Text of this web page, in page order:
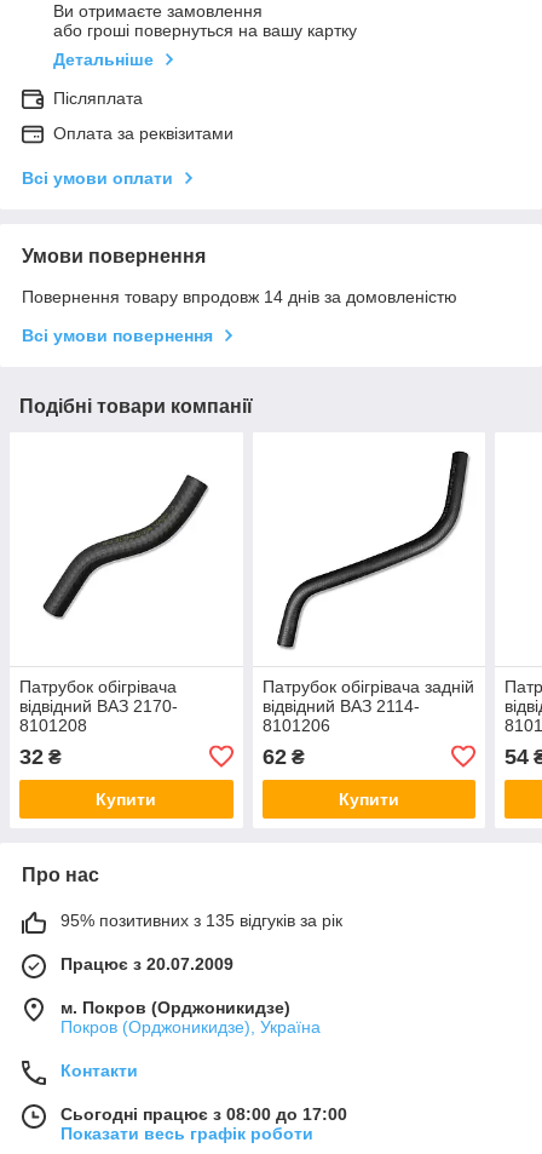
Ви отримаєте замовлення
або гроші повернуться на вашу картку
Детальніше
Післяплата
Оплата за реквізитами
Всі умови оплати
Умови повернення
Повернення товару впродовж 14 днів за домовленістю
Всі умови повернення
Подібні товари компанії
Патрубок обігрівача
відвідний ВАЗ 2170-
8101208
32 ₴
Купити
Патрубок обігрівача задній
відвідний ВАЗ 2114-
8101206
62₴
Купити
54
Про нас
95% позитивних з 135 відгуків за рік
Працює з 20.07.2009
м. Покров (Орджоникидзе)
Покров (Орджоникидзе), Україна
Контакти
Сьогодні працює з 08:00 до 17:00
Показати весь графік роботи